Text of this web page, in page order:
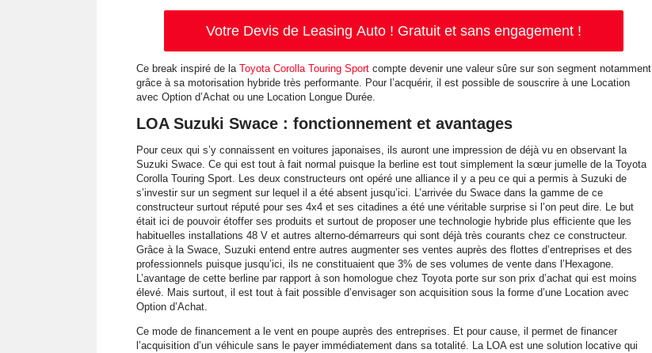
Votre Devis de Leasing Auto ! Gratuit et sans engagement !
Ce break inspiré de la Toyota Corolla Touring Sport compte devenir une valeur sûre sur son segment notamment
grâce à sa motorisation hybride très performante. Pour l’acquérir, il est possible de souscrire à une Location
avec Option d’Achat ou une Location Longue Durée.
LOA Suzuki Swace : fonctionnement et avantages
Pour ceux qui s’y connaissent en voitures japonaises, ils auront une impression de déjà vu en observant la
Suzuki Swace. Ce qui est tout à fait normal puisque la berline est tout simplement la sœur jumelle de la Toyota
Corolla Touring Sport. Les deux constructeurs ont opéré une alliance il y a peu ce qui a permis à Suzuki de
s’investir sur un segment sur lequel il a été absent jusqu’ici. L’arrivée du Swace dans la gamme de ce
constructeur surtout réputé pour ses 4x4 et ses citadines a été une véritable surprise si l’on peut dire. Le but
était ici de pouvoir étoffer ses produits et surtout de proposer une technologie hybride plus efficiente que les
habituelles installations 48 V et autres alterno-démarreurs qui sont déjà très courants chez ce constructeur.
Grâce à la Swace, Suzuki entend entre autres augmenter ses ventes auprès des flottes d’entreprises et des
professionnels puisque jusqu’ici, ils ne constituaient que 3% de ses volumes de vente dans l’Hexagone.
L’avantage de cette berline par rapport à son homologue chez Toyota porte sur son prix d’achat qui est moins
élevé. Mais surtout, il est tout à fait possible d’envisager son acquisition sous la forme d’une Location avec
Option d’Achat.
Ce mode de financement a le vent en poupe auprès des entreprises. Et pour cause, il permet de financer
l’acquisition d’un véhicule sans le payer immédiatement dans sa totalité. La LOA est une solution locative qui